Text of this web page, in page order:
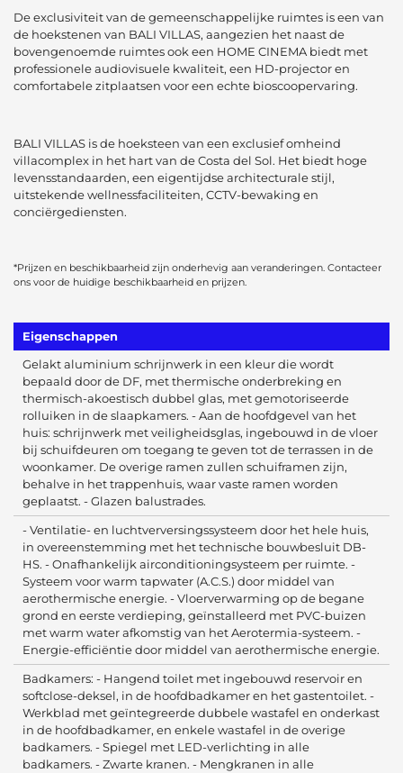
De exclusiviteit van de gemeenschappelijke ruimtes is een van
de hoekstenen van BALI VILLAS, aangezien het naast de
bovengenoemde ruimtes ook een HOME CINEMA biedt met
professionele audiovisuele kwaliteit, een HD-projector en
comfortabele zitplaatsen voor een echte bioscoopervaring.
BALI VILLAS is de hoeksteen van een exclusief omheind
villacomplex in het hart van de Costa del Sol. Het biedt hoge
levensstandaarden, een eigentijdse architecturale stijl,
uitstekende wellnessfaciliteiten, CCTV-bewaking en
conciërgediensten.
*Prijzen en beschikbaarheid zijn onderhevig aan veranderingen. Contacteer
ons voor de huidige beschikbaarheid en prijzen.
Eigenschappen
Gelakt aluminium schrijnwerk in een kleur die wordt
bepaald door de DF, met thermische onderbreking en
thermisch-akoestisch dubbel glas, met gemotoriseerde
rolluiken in de slaapkamers. - Aan de hoofdgevel van het
huis: schrijnwerk met veiligheidsglas, ingebouwd in de vloer
bij schuifdeuren om toegang te geven tot de terrassen in de
woonkamer. De overige ramen zullen schuiframen zijn,
behalve in het trappenhuis, waar vaste ramen worden
geplaatst. - Glazen balustrades.
- Ventilatie- en luchtverversingssysteem door het hele huis,
in overeenstemming met het technische bouwbesluit DB-
HS. - Onafhankelijk airconditioningsysteem per ruimte. -
Systeem voor warm tapwater (A.C.S.) door middel van
aerothermische energie. - Vloerverwarming op de begane
grond en eerste verdieping, geïnstalleerd met PVC-buizen
met warm water afkomstig van het Aerotermia-systeem. -
Energie-efficiëntie door middel van aerothermische energie.
Badkamers: - Hangend toilet met ingebouwd reservoir en
softclose-deksel, in de hoofdbadkamer en het gastentoilet. -
Werkblad met geïntegreerde dubbele wastafel en onderkast
in de hoofdbadkamer, en enkele wastafel in de overige
badkamers. - Spiegel met LED-verlichting in alle
badkamers. - Zwarte kranen. - Mengkranen in alle